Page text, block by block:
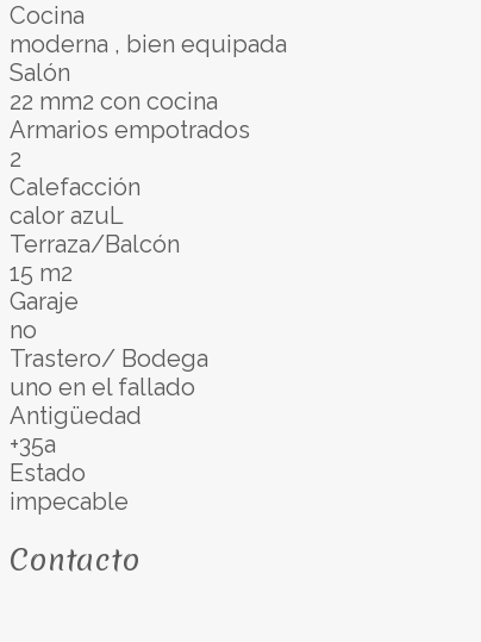
Cocina
moderna , bien equipada
Salón
22 mm2 con cocina
Armarios empotrados
2
Calefacción
calor azuL
Terraza/Balcón
15 m2
Garaje
no
Trastero/ Bodega
uno en el fallado
Antigüedad
+35a
Estado
impecable
Contacto